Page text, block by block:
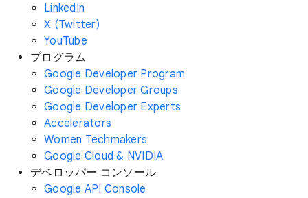
LinkedIn
X (Twitter)
YouTube
プログラム
Google Developer Program
Google Developer Groups
Google Developer Experts
Accelerators
Women Techmakers
Google Cloud & NVIDIA
デベロッパー コンソール
Google API Console